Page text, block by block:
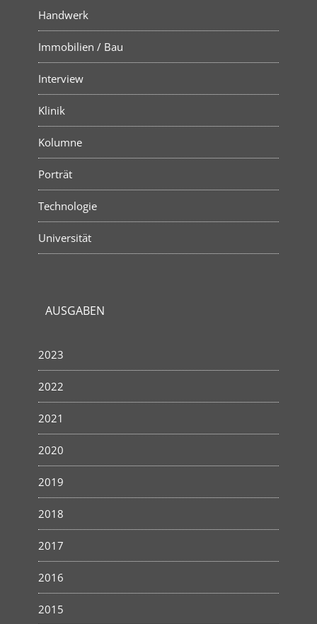
Handwerk
Immobilien / Bau
Interview
Klinik
Kolumne
Porträt
Technologie
Universität
AUSGABEN
2023
2022
2021
2020
2019
2018
2017
2016
2015